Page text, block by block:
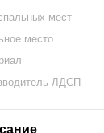
мест
место
ЛДСП